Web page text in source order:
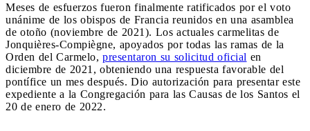
Meses de esfuerzos fueron finalmente ratificados por el voto
unánime de los obispos de Francia reunidos en una asamblea
de otoño (noviembre de 2021). Los actuales carmelitas de
Jonquières-Compiègne, apoyados por todas las ramas de la
Orden del Carmelo, presentaron su solicitud oficial en
diciembre de 2021, obteniendo una respuesta favorable del
pontífice un mes después. Dio autorización para presentar este
expediente a la Congregación para las Causas de los Santos el
20 de enero de 2022.